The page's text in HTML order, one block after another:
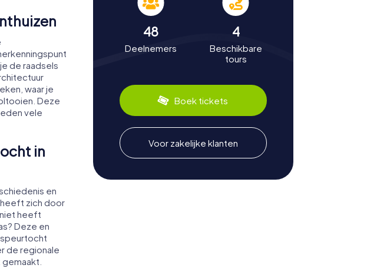
de raadsels
waar je
Deze
vele
in
en
zich door
heeft
Deze en
de regionale
48
Deelnemers
4
Beschikbare
tours
Boek tickets
Voor zakelijke klanten